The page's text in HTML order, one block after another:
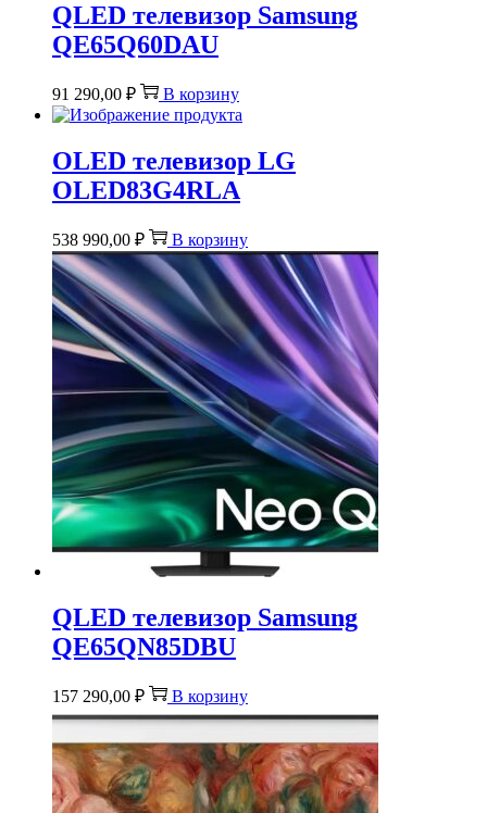
QLED телевизор Samsung
QE65Q60DAU
91 290,00 ₽ В корзину
OLED телевизор LG
OLED83G4RLA
538 990,00 ₽ В корзину
QLED телевизор Samsung
QE65QN85DBU
157 290,00 ₽ В корзину